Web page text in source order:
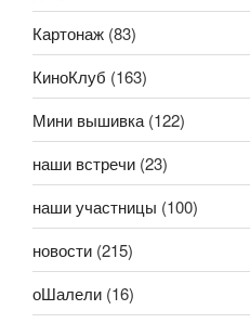
Картонаж (83)
КиноКлуб (163)
Мини вышивка (122)
наши встречи (23)
наши участницы (100)
новости (215)
оШалели (16)